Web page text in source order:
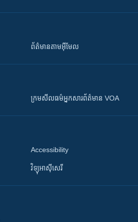
ព័ត៌មាន​តាម​អ៊ីមែល
ក្រម​​​សីលធម៌​​​អ្នក​​​សារព័ត៌មាន VOA
Accessibility
វិទ្យុ​អាស៊ី​សេរី